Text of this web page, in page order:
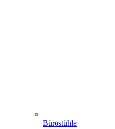
Bürostühle